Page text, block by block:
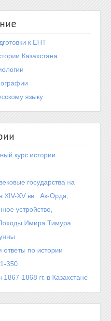
к ЕНТ
Казахстана
языку
курс истории
государства на
XIV-XV вв.. Ак-Орда,
устройство,
Имира Тимура.
ответы по истории
350
1868 гг. в Казахстане